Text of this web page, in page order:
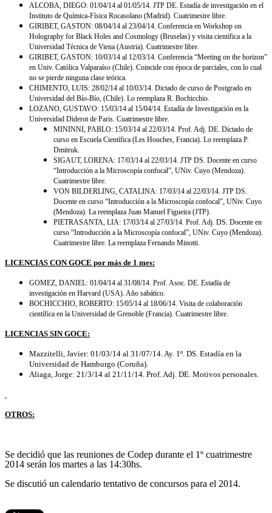
ALCOBA, DIEGO: 01/04/14 al 01/05/14. JTP DE. Estadía de investigación en el
Instituto de Química-Fìsica Rocasolano (Madrid). Cuatrimestre libre.
GIRIBET, GASTON: 08/04/14 al 23/04/14. Conferencia en Workshop on
Holography for Black Holes and Cosmology (Bruselas) y visita científica a la
Universidad Técnica de Viena (Austria). Cuatrimestre libre.
GIRIBET, GASTON: 10/03/14 al 12/03/14. Conferencia “Meeting on the horizon”
en Univ. Católica Valparaíso (Chile). Coincide con época de parciales, con lo cual
no se pierde ninguna clase teórica.
CHIMENTO, LUIS: 28/02/14 al 10/03/14. Dictado de curso de Postgrado en
Universidad del Bío-Bío, (Chile). Lo reemplaza R. Bochicchio.
LOZANO, GUSTAVO: 15/03/14 al 15/04/14. Estadía de Investigación en la
Universidad Diderot de Paris. Cuatrimestre libre.
MININNI, PABLO: 15/03/14 al 22/03/14. Prof. Adj. DE. Dictado de
curso en Escuela Científica (Les Houches, Francia). Lo reemplaza P.
Dmitruk.
SIGAUT, LORENA: 17/03/14 al 22/03/14. JTP DS. Docente en curso
“Introducción a la Microscopía confocal”, UNiv. Cuyo (Mendoza).
Cuatrimestre libre.
VON BILDERLING, CATALINA: 17/03/14 al 22/03/14. JTP DS.
Docente en curso “Introducción a la Microscopía confocal”, UNiv. Cuyo
(Mendoza). La reemplaza Juan Manuel Figueira (JTP).
PIETRASANTA, LIA: 17/03/14 al 27/03/14. Prof. Adj. DS. Docente en
curso “Introducción a la Microscopía confocal”, UNiv. Cuyo (Mendoza).
Cuatrimestre libre. La reemplaza Fernando Minotti.
LICENCIAS CON GOCE por más de 1 mes:
GOMEZ, DANIEL: 01/04/14 al 31/08/14. Prof. Asoc. DE. Estadía de
investigación en Harvard (USA). Año sabático.
BOCHICCHIO, ROBERTO: 15/05/14 al 18/06/14. Visita de colaboración
científica en la Universidad de Grenoble (Francia). Cuatrimestre libre.
LICENCIAS SIN GOCE:
Mazzitelli, Javier: 01/03/14 al 31/07/14. Ay. 1º. DS. Estadía en la
Universidad de Hamburgo (Coruña).
Aliaga, Jorge: 21/3/14 al 21/11/14. Prof. Adj. DE. Motivos personales.
OTROS:
Se decidió que las reuniones de Codep durante el 1º cuatrimestre
2014 serán los martes a las 14:30hs.
Se discutió un calendario tentativo de concursos para el 2014.